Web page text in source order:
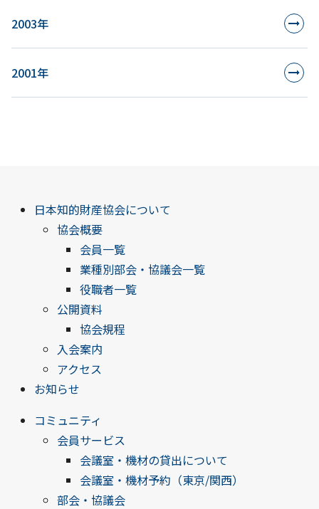
2003年
2001年
日本知的財産協会について
協会概要
会員一覧
業種別部会・協議会一覧
役職者一覧
公開資料
協会規程
入会案内
アクセス
お知らせ
コミュニティ
会員サービス
会議室・機材の貸出について
会議室・機材予約（東京/関西）
部会・協議会